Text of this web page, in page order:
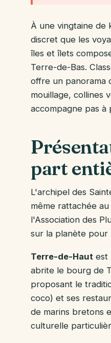
À une vingtaine de
discret que les
îles et îlets
Terre-de-Bas.
offre un panorama
mouillage, collines
accompagne pas
part
L'archipel des
même rattachée
l'Association des
sur la planète pour
Terre-de-Haut est
abrite le bourg de
proposant le
coco) et ses
de marins bretons
culturelle